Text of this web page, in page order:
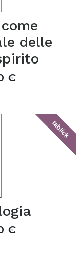
delle
€
tablick
€